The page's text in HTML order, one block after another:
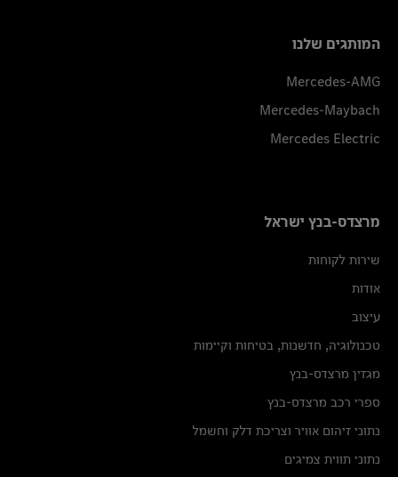
המותגים שלנו
Mercedes-AMG
Mercedes-Maybach
Mercedes Electric
מרצדס-בנץ ישראל
שירות לקוחות
אודות
עיצוב
טכנולוגיה, חדשנות, בטיחות וקיימות
מגזין מרצדס-בנץ
ספרי רכב מרצדס-בנץ
נתוני זיהום אוויר וצריכת דלק וחשמל
נתוני תווית צמיגים